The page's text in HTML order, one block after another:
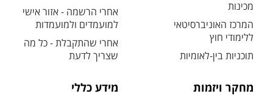
מכינות
המרכז האוניברסיטאי
ללימודי חוץ
תוכניות בין-לאומיות
אחרי הרשמה - אזור אישי
למועמדים ולמועמדות
אחרי שהתקבלת - כל מה
שצריך לדעת
מחקר ויזמות מידע כללי